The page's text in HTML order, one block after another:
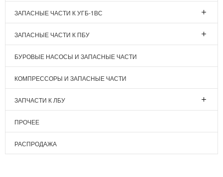
ЗАПАСНЫЕ ЧАСТИ К УГБ-1ВС
ЗАПАСНЫЕ ЧАСТИ К ПБУ
БУРОВЫЕ НАСОСЫ И ЗАПАСНЫЕ ЧАСТИ
КОМПРЕССОРЫ И ЗАПАСНЫЕ ЧАСТИ
ЗАПЧАСТИ К ЛБУ
ПРОЧЕЕ
РАСПРОДАЖА